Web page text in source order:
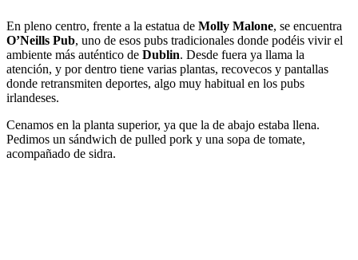
En pleno centro, frente a la estatua de Molly Malone, se encuentra
O’Neills Pub, uno de esos pubs tradicionales donde podéis vivir el
ambiente más auténtico de Dublin. Desde fuera ya llama la
atención, y por dentro tiene varias plantas, recovecos y pantallas
donde retransmiten deportes, algo muy habitual en los pubs
irlandeses.
Cenamos en la planta superior, ya que la de abajo estaba llena.
Pedimos un sándwich de pulled pork y una sopa de tomate,
acompañado de sidra.